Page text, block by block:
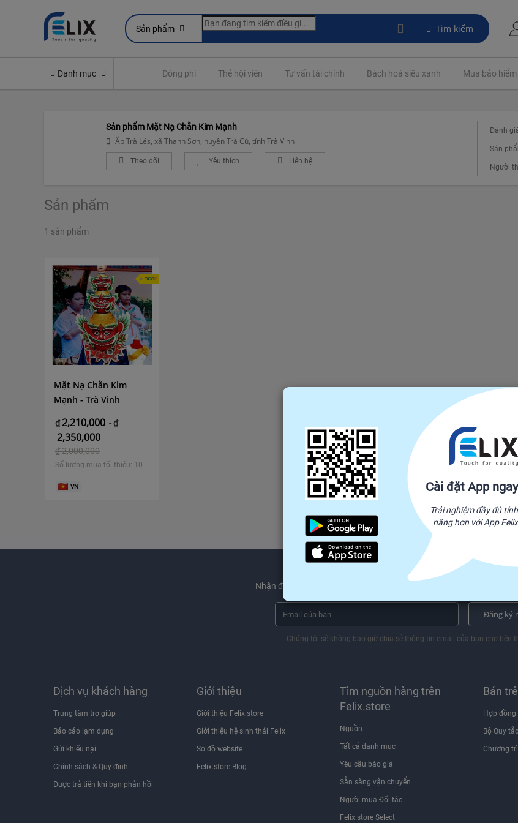
Sản phẩm Tìm kiếm
Danh mục
Yêu cầu quyền lợi bảo hiểm Đóng phí Thẻ hội viên Tư vấn tài chính Bách hoá siêu xanh Mua bảo
Sản phẩm Mặt Nạ Chằn Kim Mạnh
Ấp Trà Lés, xã Thanh Sơn, huyện Trà Cú, tỉnh Trà Vinh
Theo dõi Yêu thích Liên hệ
Đánh
Sản
Người
Sản phẩm
1 sản phẩm
Mặt Nạ Chằn Kim
Mạnh - Trà Vinh
₫2,210,000 -₫
2,350,000
₫2,000,000
Số lượng mua tối thiểu: 10
VN
Nhận được các sản phẩm mới nhất xu hướng và ngành công nghiệp
Đăng ký
Chúng tôi sẽ không bao giờ chia sẻ thông tin email của bạn cho bên
Dịch vụ khách hàng
Trung tâm trợ giúp
Báo cáo lạm dụng
Gửi khiếu nại
Chính sách & Quy định
Được trả tiền khi bạn phản hồi
Giới thiệu
Giới thiệu Felix.store
Giới thiệu hệ sinh thái Felix
Sơ đồ website
Felix.store Blog
Tìm nguồn hàng trên
Felix.store
Nguồn
Tất cả danh mục
Yêu cầu báo giá
Sẵn sàng vận chuyển
Người mua Đối tác
Felix.store Select
Bán
Hợp
Bộ Quy
Chương
Cài đặt App ngay
Trải nghiệm đầy đủ tính
năng hơn với App Felix